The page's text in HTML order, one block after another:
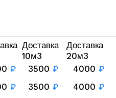
Доставка
10м3
Доставка
20м3
₽ 3500 ₽ 4000 ₽
₽ 3500 ₽ 4000 ₽